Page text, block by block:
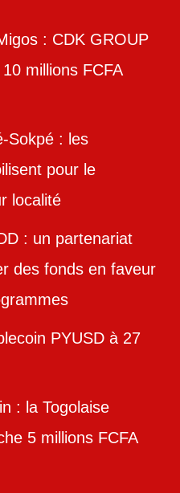
: CDK GROUP
millions FCFA
Sokpé : les
pour le
localité
: un partenariat
des fonds en faveur
PYUSD à 27
: la Togolaise
5 millions FCFA